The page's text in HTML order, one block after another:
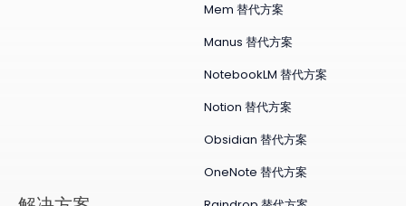
Mem 替代方案
Manus 替代方案
NotebookLM 替代方案
Notion 替代方案
Obsidian 替代方案
OneNote 替代方案